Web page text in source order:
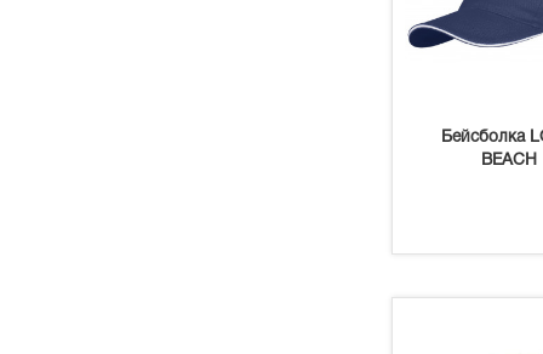
Бейсболка
BEACH